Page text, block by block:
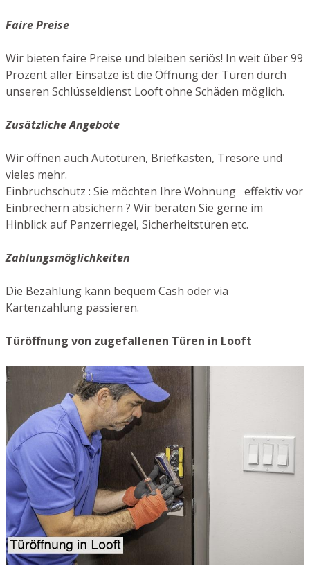
Faire Preise
Wir bieten faire Preise und bleiben seriös! In weit über 99
Prozent aller Einsätze ist die Öffnung der Türen durch
unseren Schlüsseldienst Looft ohne Schäden möglich.
Zusätzliche Angebote
Wir öffnen auch Autotüren, Briefkästen, Tresore und
vieles mehr.
Einbruchschutz : Sie möchten Ihre Wohnung effektiv vor
Einbrechern absichern ? Wir beraten Sie gerne im
Hinblick auf Panzerriegel, Sicherheitstüren etc.
Zahlungsmöglichkeiten
Die Bezahlung kann bequem Cash oder via
Kartenzahlung passieren.
Türöffnung von zugefallenen Türen in Looft